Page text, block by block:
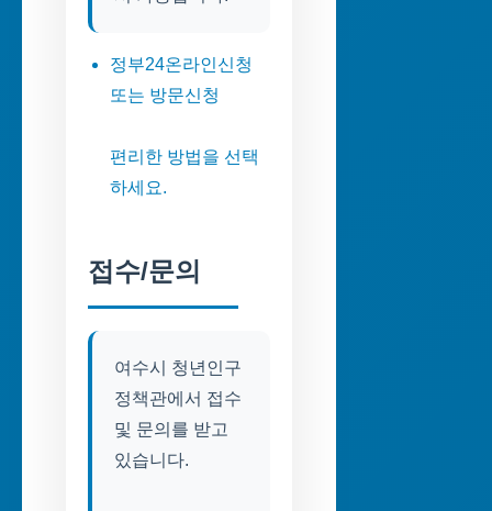
정부24온라인신청
또는 방문신청
편리한 방법을 선택
하세요.
접수/문의
여수시 청년인구
정책관에서 접수
및 문의를 받고
있습니다.